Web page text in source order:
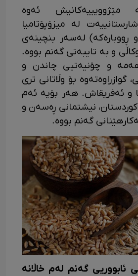
مێژوویییەکانیش ئەوە
لە میزۆپۆتامیا
ڕووبارەکە) لەسەر بنچینەی
و بە تایبەتی گەنم بووە.
و چۆنیەتیی چاندن و
گوازراوەتەوە بۆ وڵاتانی تری
و ئەفریقاش. هەر بۆیە ئەم
نیشتمانی ڕەسەن و
گەنم بووە.
ئابووریی گەنم لەم خاڵانە